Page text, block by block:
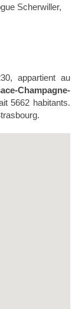
Scherwiller,
appartient au
Champagne-
5662 habitants.